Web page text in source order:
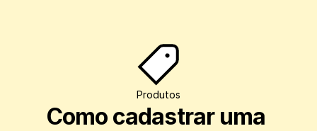
Produtos
Como cadastrar uma